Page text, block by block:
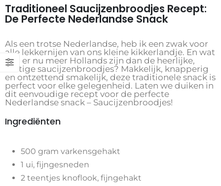
Traditioneel Saucijzenbroodjes Recept:
De Perfecte Nederlandse Snack
Als een trotse Nederlandse, heb ik een zwak voor
alle lekkernijen van ons kleine kikkerlandje. En wat
kan er nu meer Hollands zijn dan de heerlijke,
hartige saucijzenbroodjes? Makkelijk, knapperig
en ontzettend smakelijk, deze traditionele snack is
perfect voor elke gelegenheid. Laten we duiken in
dit eenvoudige recept voor de perfecte
Nederlandse snack – Saucijzenbroodjes!
Ingrediënten
500 gram varkensgehakt
1 ui, fijngesneden
2 teentjes knoflook, fijngehakt